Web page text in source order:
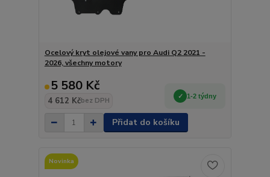
Ocelový kryt olejové vany pro Audi Q2 2021 -
2026, všechny motory
5 580 Kč
4 612 Kčbez DPH
1-2 týdny
Přidat do košíku
Novinka